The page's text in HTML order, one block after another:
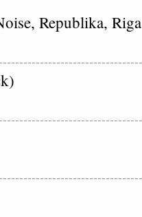
Republika, Riga